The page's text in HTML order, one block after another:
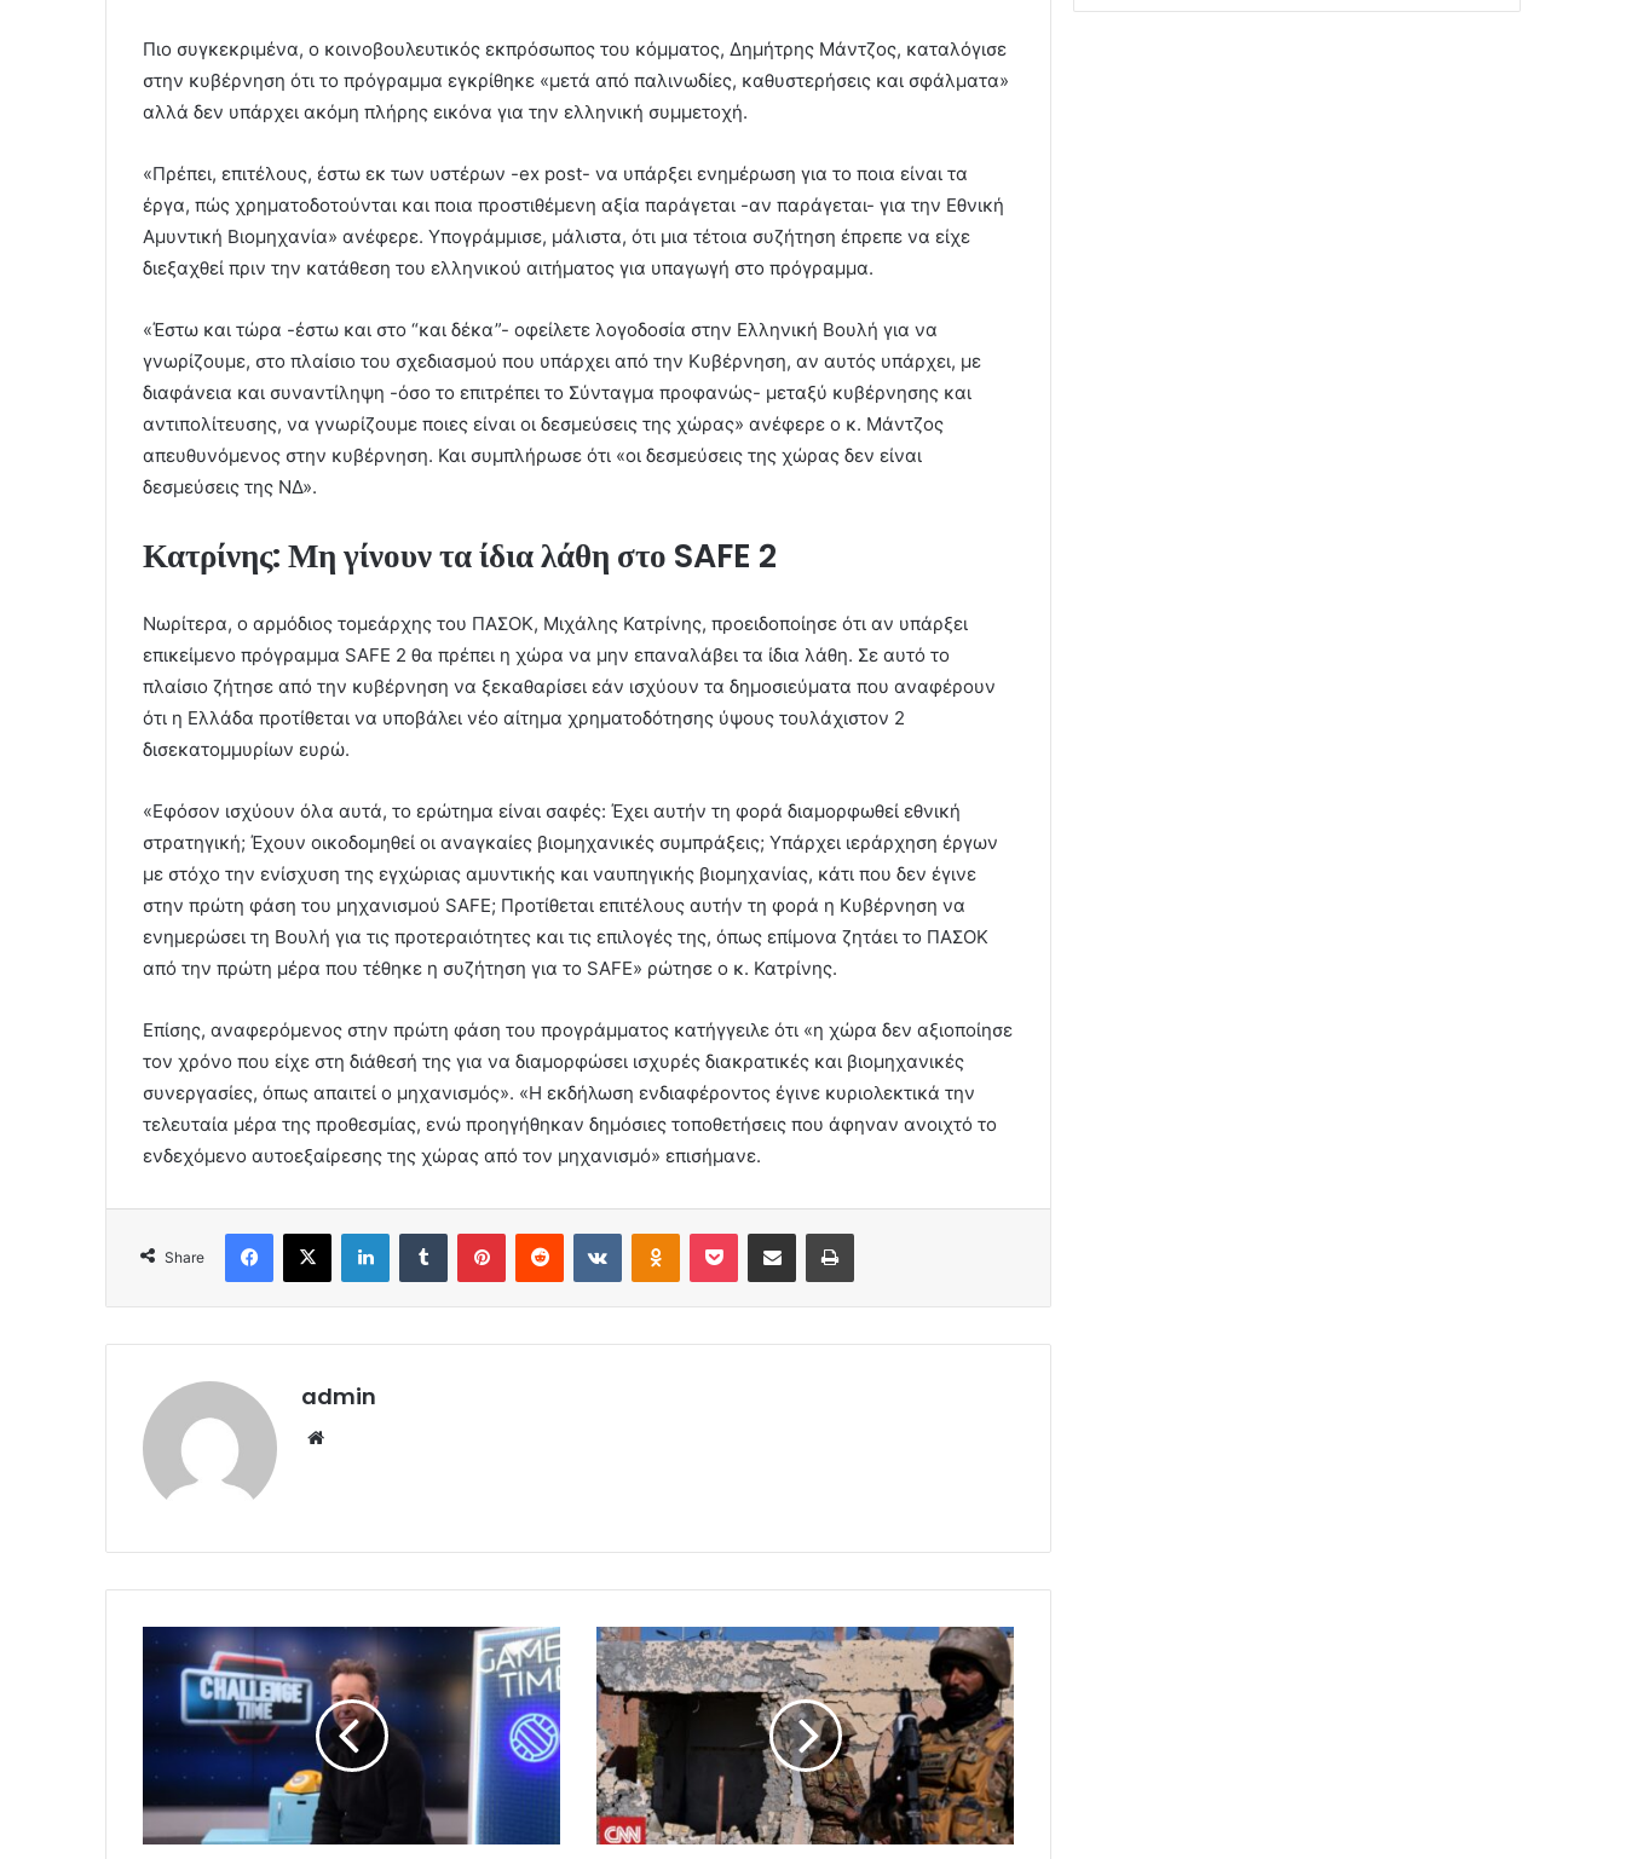
Πιο συγκεκριμένα, ο κοινοβουλευτικός εκπρόσωπος του κόμματος, Δημήτρης Μάντζος, καταλόγισε
στην κυβέρνηση ότι το πρόγραμμα εγκρίθηκε «μετά από παλινωδίες, καθυστερήσεις και σφάλματα»
αλλά δεν υπάρχει ακόμη πλήρης εικόνα για την ελληνική συμμετοχή.
«Πρέπει, επιτέλους, έστω εκ των υστέρων -ex post- να υπάρξει ενημέρωση για το ποια είναι τα
έργα, πώς χρηματοδοτούνται και ποια προστιθέμενη αξία παράγεται -αν παράγεται- για την Εθνική
Αμυντική Βιομηχανία» ανέφερε. Υπογράμμισε, μάλιστα, ότι μια τέτοια συζήτηση έπρεπε να είχε
διεξαχθεί πριν την κατάθεση του ελληνικού αιτήματος για υπαγωγή στο πρόγραμμα.
«Έστω και τώρα -έστω και στο “και δέκα”- οφείλετε λογοδοσία στην Ελληνική Βουλή για να
γνωρίζουμε, στο πλαίσιο του σχεδιασμού που υπάρχει από την Κυβέρνηση, αν αυτός υπάρχει, με
διαφάνεια και συναντίληψη -όσο το επιτρέπει το Σύνταγμα προφανώς- μεταξύ κυβέρνησης και
αντιπολίτευσης, να γνωρίζουμε ποιες είναι οι δεσμεύσεις της χώρας» ανέφερε ο κ. Μάντζος
απευθυνόμενος στην κυβέρνηση. Και συμπλήρωσε ότι «οι δεσμεύσεις της χώρας δεν είναι
δεσμεύσεις της ΝΔ».
Κατρίνης: Μη γίνουν τα ίδια λάθη στο SAFE 2
Νωρίτερα, ο αρμόδιος τομεάρχης του ΠΑΣΟΚ, Μιχάλης Κατρίνης, προειδοποίησε ότι αν υπάρξει
επικείμενο πρόγραμμα SAFE 2 θα πρέπει η χώρα να μην επαναλάβει τα ίδια λάθη. Σε αυτό το
πλαίσιο ζήτησε από την κυβέρνηση να ξεκαθαρίσει εάν ισχύουν τα δημοσιεύματα που αναφέρουν
ότι η Ελλάδα προτίθεται να υποβάλει νέο αίτημα χρηματοδότησης ύψους τουλάχιστον 2
δισεκατομμυρίων ευρώ.
«Εφόσον ισχύουν όλα αυτά, το ερώτημα είναι σαφές: Έχει αυτήν τη φορά διαμορφωθεί εθνική
στρατηγική; Έχουν οικοδομηθεί οι αναγκαίες βιομηχανικές συμπράξεις; Υπάρχει ιεράρχηση έργων
με στόχο την ενίσχυση της εγχώριας αμυντικής και ναυπηγικής βιομηχανίας, κάτι που δεν έγινε
στην πρώτη φάση του μηχανισμού SAFE; Προτίθεται επιτέλους αυτήν τη φορά η Κυβέρνηση να
ενημερώσει τη Βουλή για τις προτεραιότητες και τις επιλογές της, όπως επίμονα ζητάει το ΠΑΣΟΚ
από την πρώτη μέρα που τέθηκε η συζήτηση για το SAFE» ρώτησε ο κ. Κατρίνης.
Επίσης, αναφερόμενος στην πρώτη φάση του προγράμματος κατήγγειλε ότι «η χώρα δεν αξιοποίησε
τον χρόνο που είχε στη διάθεσή της για να διαμορφώσει ισχυρές διακρατικές και βιομηχανικές
συνεργασίες, όπως απαιτεί ο μηχανισμός». «Η εκδήλωση ενδιαφέροντος έγινε κυριολεκτικά την
τελευταία μέρα της προθεσμίας, ενώ προηγήθηκαν δημόσιες τοποθετήσεις που άφηναν ανοιχτό το
ενδεχόμενο αυτοεξαίρεσης της χώρας από τον μηχανισμό» επισήμανε.
Share
Facebook
X LinkedInTumblr PinterestReddit VKontakteOdnoklassniki
Pocket Share via Email Print
admin